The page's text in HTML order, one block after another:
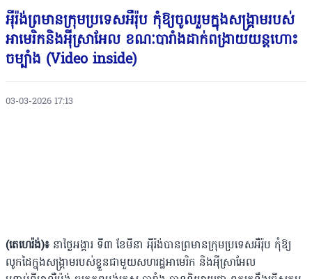
អ៉ីរ៉ង់ព្រមានក្រុមប្រទេសអឺរ៉ុប កុំឱ្យចូលរួមក្នុងសង្រ្គាមរបស់
អាមេរិកនិងអ៉ីស្រាអែល ខណៈបារាំងដាក់ពង្រាយយន្តហោះ
ចម្បាំង (Video inside)
03-03-2026 17:13
(តេហេរ៉ង់)៖ នាថ្ងៃអង្គារ ទី៣ ខែមីនា អ៉ីរ៉ង់បានព្រមានក្រុមប្រទេសអឺរ៉ុប កុំឱ្យ
លូកដៃក្នុងសង្រ្គាមរបស់ខ្លួនជាមួយសហរដ្ឋអាមេរិក និងអ៉ីស្រាអែល